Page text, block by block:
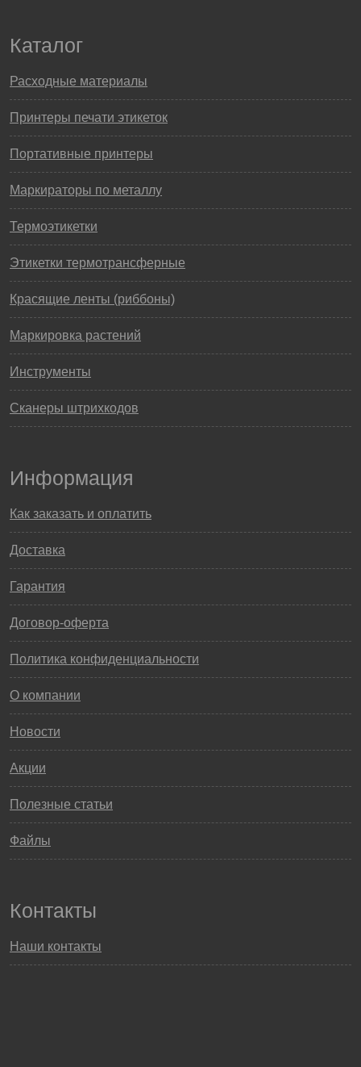
Каталог
Расходные материалы
Принтеры печати этикеток
Портативные принтеры
Маркираторы по металлу
Термоэтикетки
Этикетки термотрансферные
Красящие ленты (риббоны)
Маркировка растений
Инструменты
Сканеры штрихкодов
Информация
Как заказать и оплатить
Доставка
Гарантия
Договор-оферта
Политика конфиденциальности
О компании
Новости
Акции
Полезные статьи
Файлы
Контакты
Наши контакты